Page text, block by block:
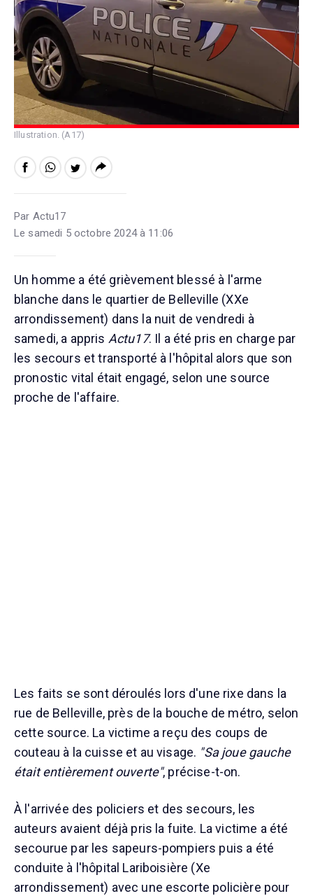
Illustration. (A17)
Par Actu17
Le samedi 5 octobre 2024 à 11:06
Un homme a été grièvement blessé à l'arme
blanche dans le quartier de Belleville (XXe
arrondissement) dans la nuit de vendredi à
samedi, a appris Actu17. Il a été pris en charge par
les secours et transporté à l'hôpital alors que son
pronostic vital était engagé, selon une source
proche de l'affaire.
Les faits se sont déroulés lors d'une rixe dans la
rue de Belleville, près de la bouche de métro, selon
cette source. La victime a reçu des coups de
couteau à la cuisse et au visage. "Sa joue gauche
était entièrement ouverte", précise-t-on.
À l'arrivée des policiers et des secours, les
auteurs avaient déjà pris la fuite. La victime a été
secourue par les sapeurs-pompiers puis a été
conduite à l'hôpital Lariboisière (Xe
arrondissement) avec une escorte policière pour